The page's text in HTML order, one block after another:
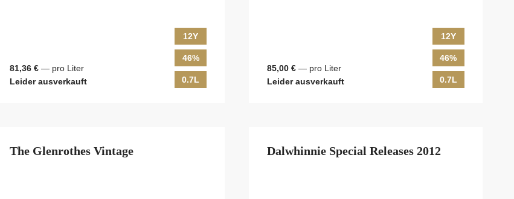
81,36 €— pro Liter
Leider ausverkauft
12Y
46%
0.7L
85,00 € — pro Liter
Leider ausverkauft
12Y
46%
0.7L
The Glenrothes Vintage Dalwhinnie Special Releases 2012